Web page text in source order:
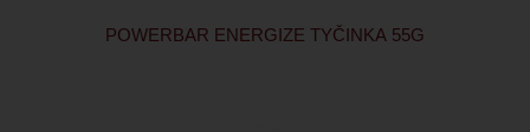
POWERBAR ENERGIZE TYČINKA 55G